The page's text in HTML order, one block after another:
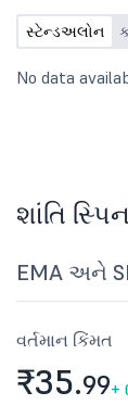
સ્ટેન્ડઅલોન
No data
શાંતિ
EMA અને
વર્તમાન કિંમત
₹35.99+